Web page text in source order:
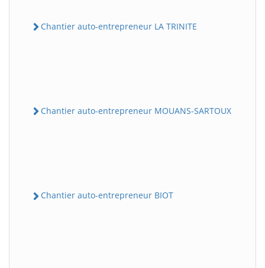
Chantier auto-entrepreneur LA TRINITE
Chantier auto-entrepreneur MOUANS-SARTOUX
Chantier auto-entrepreneur BIOT